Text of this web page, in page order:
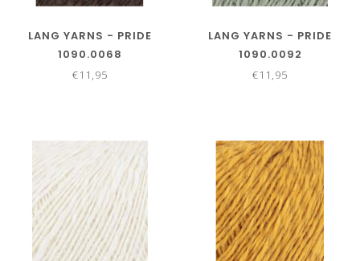
LANG YARNS - PRIDE
1090.0068
€11,95
LANG YARNS - PRIDE
1090.0092
€11,95